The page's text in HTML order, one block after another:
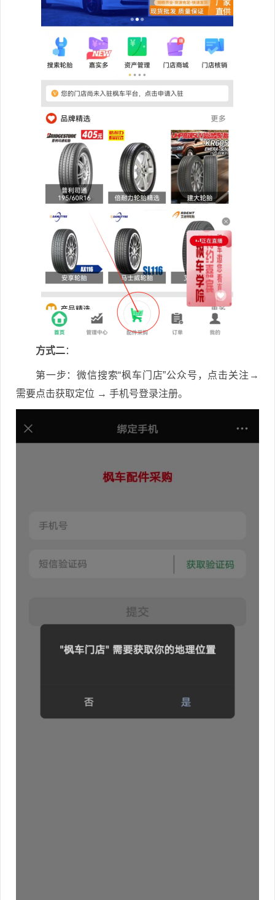
方式二：
第一步：微信搜索“枫车门店”公众号，点击关注→
需要点击获取定位 → 手机号登录注册。